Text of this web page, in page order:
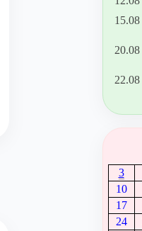
15.08
20.08
22.08
3
10
17
24